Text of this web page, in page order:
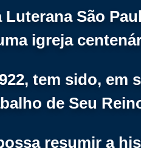
São
igreja
tem sido, em
de Seu
resumir a